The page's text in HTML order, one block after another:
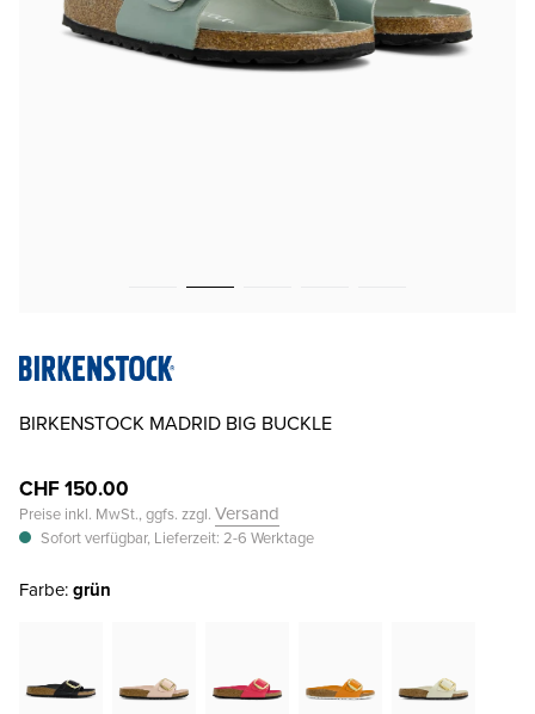
BIRKENSTOCK MADRID BIG BUCKLE
CHF 150.00
Preise inkl. MwSt., ggfs. zzgl. Versand
Sofort verfügbar, Lieferzeit: 2-6 Werktage
Farbe:grün